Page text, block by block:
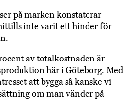
på marken konstaterar
inte varit ett hinder för
av totalkostnaden är
här i Göteborg. Med
att bygga så kanske vi
om man vänder på